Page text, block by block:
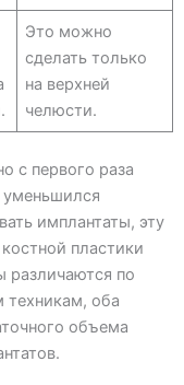
Это можно
сделать только
на верхней
челюсти.
с первого раза
имплантаты, эту
пластики
различаются по
техникам, оба
объема